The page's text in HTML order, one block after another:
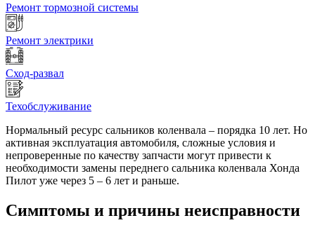
Ремонт тормозной системы
Ремонт электрики
Сход-развал
Техобслуживание
Нормальный ресурс сальников коленвала – порядка 10 лет. Но
активная эксплуатация автомобиля, сложные условия и
непроверенные по качеству запчасти могут привести к
необходимости замены переднего сальника коленвала Хонда
Пилот уже через 5 – 6 лет и раньше.
Симптомы и причины неисправности